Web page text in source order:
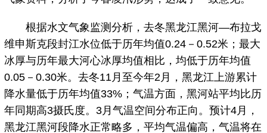
根据水文气象监测分析，去冬黑龙江黑河—布拉戈
维申斯克段封江水位低于历年均值0.24－0.52米；最大
冰厚与历年最大河心冰厚均值相比，均低于历年均值
0.05－0.30米。去冬11月至今年2月，黑龙江上游累计
降水量低于历年均值33%；气温方面，黑河站平均比历
年同期高3摄氏度。3月气温空间分布正向。预计4月，
黑龙江黑河段降水正常略多，平均气温偏高，气温将在